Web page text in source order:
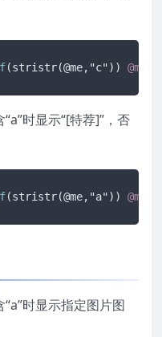
(stristr(@me,"c")) @me
时显示“[特荐]”，否
(stristr(@me,"a")) @me
时显示指定图片图